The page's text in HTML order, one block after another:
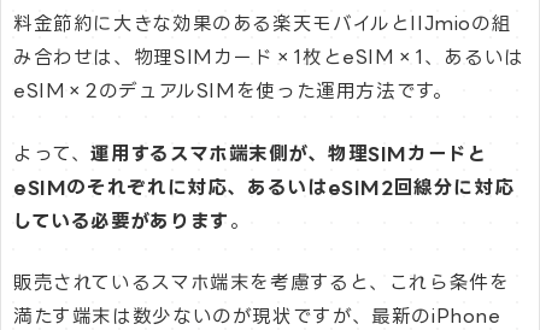
料金節約に大きな効果のある楽天モバイルとIIJmioの組
み合わせは、物理SIMカード×1枚とeSIM×1、あるいは
eSIM×2のデュアルSIMを使った運用方法です。
よって、運用するスマホ端末側が、物理SIMカードと
eSIMのそれぞれに対応、あるいはeSIM2回線分に対応
している必要があります 。
販売されているスマホ端末を考慮すると、これら条件を
満たす端末は数少ないのが現状ですが、最新のiPhone